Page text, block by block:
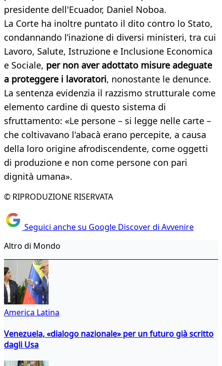
presidente dell'Ecuador, Daniel Noboa.
La Corte ha inoltre puntato il dito contro lo Stato,
condannando l’inazione di diversi ministeri, tra cui
Lavoro, Salute, Istruzione e Inclusione Economica
e Sociale, per non aver adottato misure adeguate
a proteggere i lavoratori, nonostante le denunce.
La sentenza evidenzia il razzismo strutturale come
elemento cardine di questo sistema di
sfruttamento: «Le persone – si legge nelle carte –
che coltivavano l'abacà erano percepite, a causa
della loro origine afrodiscendente, come oggetti
di produzione e non come persone con pari
dignità umana».
© RIPRODUZIONE RISERVATA
Seguici anche su Google Discover di Avvenire
Altro di Mondo
America Latina
Venezuela, «dialogo nazionale» per un futuro già scritto
dagli Usa